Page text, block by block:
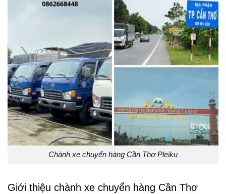
Chành xe chuyển hàng Cần Thơ Pleiku
Giới thiệu chành xe chuyển hàng Cần Thơ